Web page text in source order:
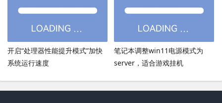
开启“处理器性能提升模式”加快
系统运行速度
笔记本调整win11电源模式为
server，适合游戏挂机